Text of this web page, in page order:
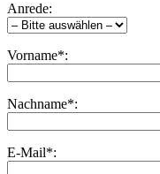
Anrede:
Vorname*:
Nachname*:
E-Mail*: